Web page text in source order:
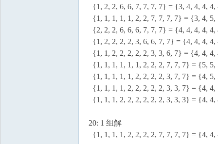
{1, 2, 2, 6, 6, 7, 7, 7, 7} = {3, 4, 4, 4, 4,
{1, 1, 1, 1, 1, 2, 2, 7, 7, 7, 7} = {3, 4, 5,
{2, 2, 2, 6, 6, 6, 7, 7, 7} = {4, 4, 4, 4, 4,
{1, 2, 2, 2, 2, 3, 6, 6, 7, 7} = {4, 4, 4, 4,
{1, 1, 2, 2, 2, 2, 2, 3, 3, 6, 7} = {4, 4, 4,
{1, 1, 1, 1, 1, 1, 2, 2, 2, 7, 7, 7} = {5, 5,
{1, 1, 1, 1, 1, 2, 2, 2, 2, 3, 7, 7} = {4, 5,
{1, 1, 1, 1, 2, 2, 2, 2, 2, 3, 3, 7} = {4, 4,
{1, 1, 1, 2, 2, 2, 2, 2, 2, 3, 3, 3} = {4, 4,
20: 1 组解
{1, 1, 1, 1, 2, 2, 2, 2, 7, 7, 7, 7} = {4, 4,